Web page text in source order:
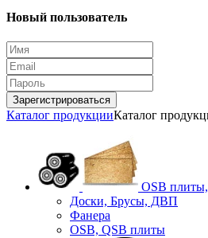
Новый пользователь
Зарегистрироваться
Каталог продукцииКаталог
OSB
Доски, Брусы, ДВП
Фанера
OSB, QSB плиты